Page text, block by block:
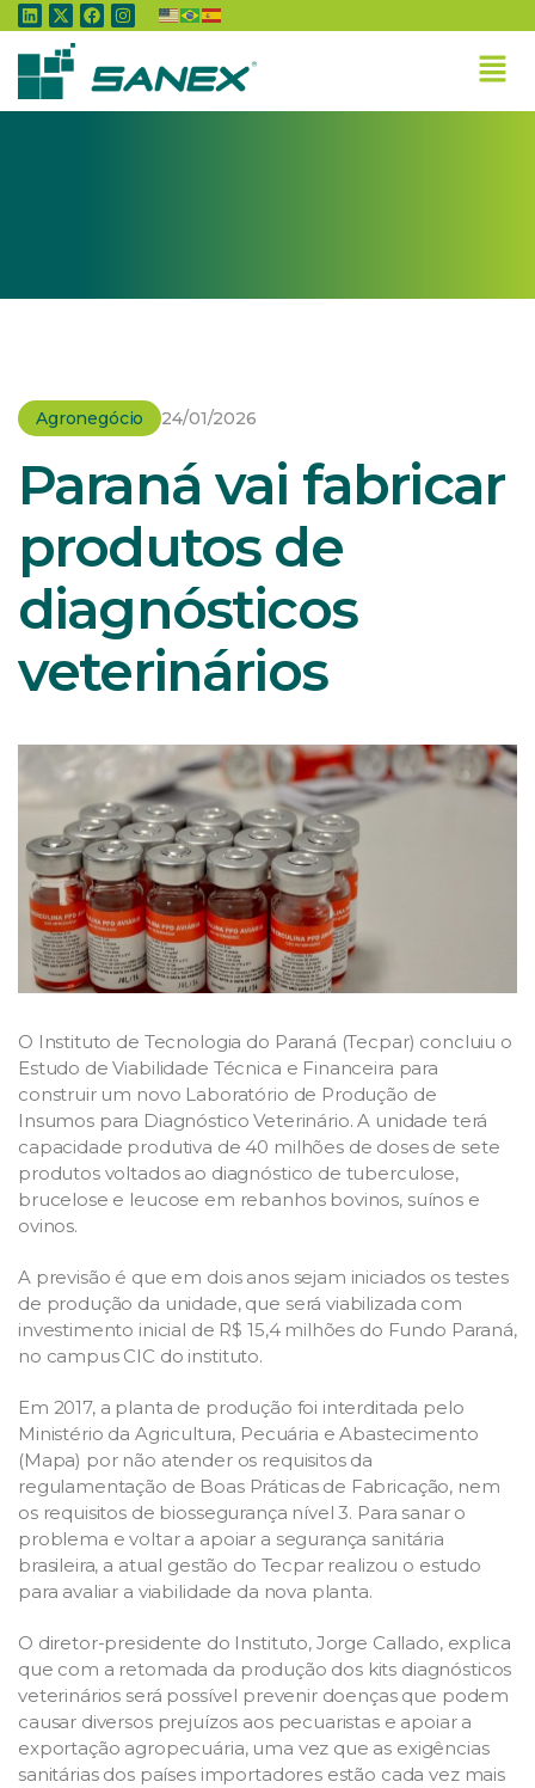
Home » Agronegócio
Paraná vai fabricar produtos de diagnósticos
veterinários
Agronegócio 24/01/2026
Paraná vai fabricar
produtos de
diagnósticos
veterinários
O Instituto de Tecnologia do Paraná (Tecpar) concluiu o
Estudo de Viabilidade Técnica e Financeira para
construir um novo Laboratório de Produção de
Insumos para Diagnóstico Veterinário. A unidade terá
capacidade produtiva de 40 milhões de doses de sete
produtos voltados ao diagnóstico de tuberculose,
brucelose e leucose em rebanhos bovinos, suínos e
ovinos.
A previsão é que em dois anos sejam iniciados os testes
de produção da unidade, que será viabilizada com
investimento inicial de R$ 15,4 milhões do Fundo Paraná,
no campus CIC do instituto.
Em 2017, a planta de produção foi interditada pelo
Ministério da Agricultura, Pecuária e Abastecimento
(Mapa) por não atender os requisitos da
regulamentação de Boas Práticas de Fabricação, nem
os requisitos de biossegurança nível 3. Para sanar o
problema e voltar a apoiar a segurança sanitária
brasileira, a atual gestão do Tecpar realizou o estudo
para avaliar a viabilidade da nova planta.
O diretor-presidente do Instituto, Jorge Callado, explica
que com a retomada da produção dos kits diagnósticos
veterinários será possível prevenir doenças que podem
causar diversos prejuízos aos pecuaristas e apoiar a
exportação agropecuária, uma vez que as exigências
sanitárias dos países importadores estão cada vez mais